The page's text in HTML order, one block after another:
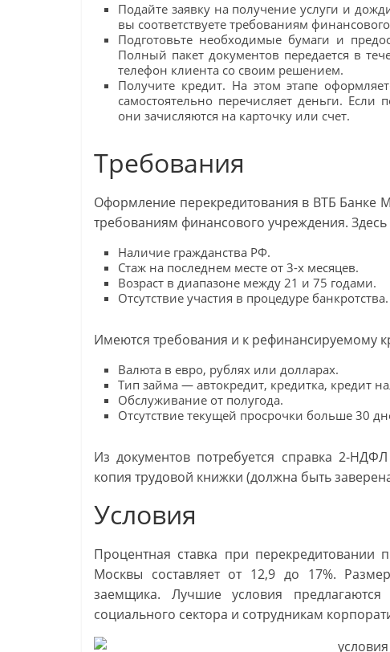
Подайте заявку на получение услуги и
вы соответствуете требованиям
Подготовьте необходимые бумаги и
Полный пакет документов передается в
телефон клиента со своим решением.
Получите кредит. На этом этапе
самостоятельно перечисляет деньги. Если
они зачисляются на карточку или счет.
Требования
Оформление перекредитования в ВТБ Банке
требованиям финансового учреждения. Здесь
Наличие гражданства РФ.
Стаж на последнем месте от 3-х месяцев.
Возраст в диапазоне между 21 и 75 годами.
Отсутствие участия в процедуре банкротства.
Имеются требования и к рефинансируемому
Валюта в евро, рублях или долларах.
Тип займа — автокредит, кредитка, кредит
Обслуживание от полугода.
Отсутствие текущей просрочки больше 30
Из документов потребуется справка 2-
копия трудовой книжки (должна быть
Условия
Процентная ставка при перекредитовании
Москвы составляет от 12,9 до 17%.
заемщика. Лучшие условия предлагаются
социального сектора и сотрудникам